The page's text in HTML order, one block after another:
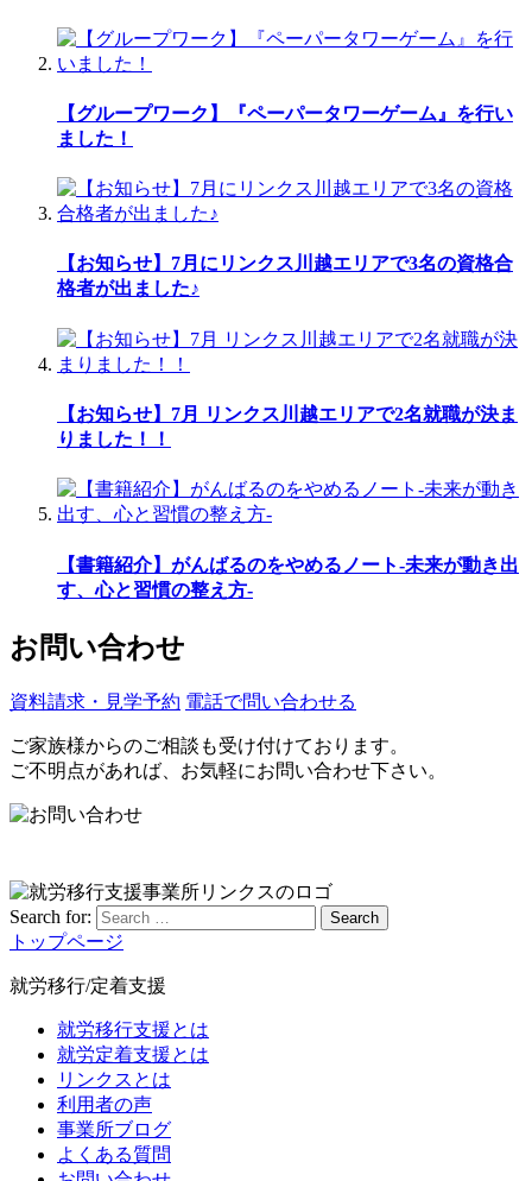
【グループワーク】『ペーパータワーゲーム』を行い
ました！
【お知らせ】7月にリンクス川越エリアで3名の資格合
格者が出ました♪
【お知らせ】7月 リンクス川越エリアで2名就職が決ま
りました！！
【書籍紹介】がんばるのをやめるノート-未来が動き出
す、心と習慣の整え方-
お問い合わせ
資料請求・見学予約 電話で問い合わせる
ご家族様からのご相談も受け付けております。
ご不明点があれば、お気軽にお問い合わせ下さい。
Search for: Search
トップページ
就労移行/定着支援
就労移行支援とは
就労定着支援とは
リンクスとは
利用者の声
事業所ブログ
よくある質問